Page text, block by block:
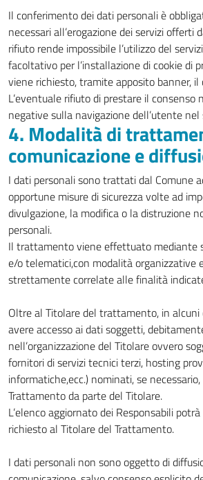
Il conferimento dei dati personali è
necessari all’erogazione dei servizi offerti
rifiuto rende impossibile l’utilizzo del
facoltativo per l’installazione di cookie di
viene richiesto, tramite apposito banner, il
L’eventuale rifiuto di prestare il consenso
negative sulla navigazione dell’utente
4. Modalità di
comunicazione e
I dati personali sono trattati dal Comune
opportune misure di sicurezza volte ad
divulgazione, la modifica o la distruzione
personali.
Il trattamento viene effettuato mediante
e/o telematici,con modalità organizzative
strettamente correlate alle finalità
Oltre al Titolare del trattamento, in alcuni
avere accesso ai dati soggetti,
nell’organizzazione del Titolare ovvero
fornitori di servizi tecnici terzi, hosting
informatiche,ecc.) nominati, se
Trattamento da parte del Titolare.
L’elenco aggiornato dei Responsabili
richiesto al Titolare del Trattamento.
I dati personali non sono oggetto di